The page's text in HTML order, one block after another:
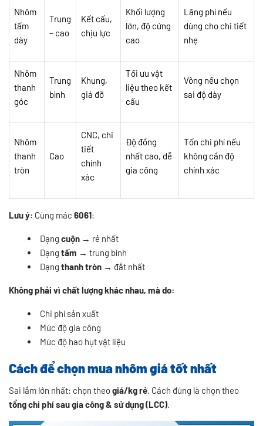
Nhôm
tấm
dày
Trung
– cao
Kết cấu,
chịu lực
Khối lượng
lớn, độ cứng
cao
Lãng phí nếu
dùng cho chi tiết
nhẹ
Nhôm
thanh
góc
Trung
bình
Khung,
giá đỡ
Tối ưu vật
liệu theo kết
cấu
Võng nếu chọn
sai độ dày
Nhôm
thanh
tròn
Cao
CNC, chi
tiết
chính
xác
Độ đồng
nhất cao, dễ
gia công
Tốn chi phí nếu
không cần độ
chính xác
Lưu ý: Cùng mác 6061:
Dạng cuộn → rẻ nhất
Dạng tấm → trung bình
Dạng thanh tròn → đắt nhất
Không phải vì chất lượng khác nhau, mà do:
Chi phí sản xuất
Mức độ gia công
Mức độ hao hụt vật liệu
Cách để chọn mua nhôm giá tốt nhất
Sai lầm lớn nhất: chọn theogiá/kg rẻ . Cách đúng là chọn theo
tổng chi phí sau gia công & sử dụng (LCC).